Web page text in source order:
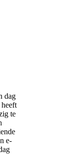
dag
te
e-